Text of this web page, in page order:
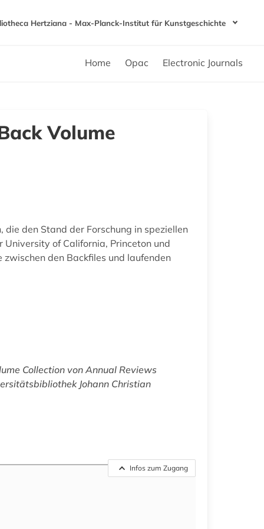
Hertziana - Max-Planck-Institut für Kunstgeschichte
Home Opac Electronic Journals
Volume
den Stand der Forschung in speziellen
of California, Princeton und
den Backfiles und laufenden
Collection von Annual Reviews
Johann Christian
Infos zum Zugang